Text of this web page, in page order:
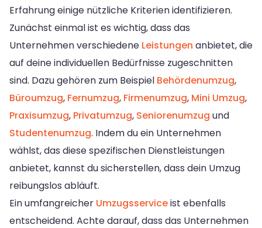
Erfahrung einige nützliche Kriterien identifizieren.
Zunächst einmal ist es wichtig, dass das
Unternehmen verschiedene Leistungen anbietet, die
auf deine individuellen Bedürfnisse zugeschnitten
sind. Dazu gehören zum Beispiel Behördenumzug,
Büroumzug, Fernumzug, Firmenumzug, Mini Umzug,
Praxisumzug, Privatumzug, Seniorenumzug und
Studentenumzug. Indem du ein Unternehmen
wählst, das diese spezifischen Dienstleistungen
anbietet, kannst du sicherstellen, dass dein Umzug
reibungslos abläuft.
Ein umfangreicher Umzugsserviceist ebenfalls
entscheidend. Achte darauf, dass das Unternehmen